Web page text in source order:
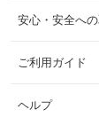
安心・安全へ
ご利用ガイド
ヘルプ